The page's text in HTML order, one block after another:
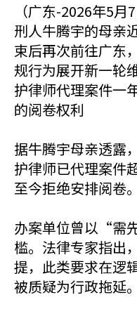
（广东-2026年5
刑人牛腾宇的母亲
束后再次前往广东
规行为展开新一轮
护律师代理案件一
的阅卷权利
据牛腾宇母亲透露
护律师已代理案件
至今拒绝安排阅卷。
办案单位曾以“需
槛。法律专家指出
提，此类要求在逻
被质疑为行政拖延。